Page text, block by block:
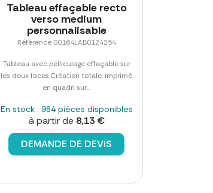
Tableau effaçable recto
verso medium
personnalisable
Référence 00164LAB0124254
Tableau avec pelliculage effaçable sur
les deux faces.Création totale, imprimé
en quadri sur...
En stock : 984 pièces disponibles
à partir de 8,13 €
DEMANDE DE DEVIS